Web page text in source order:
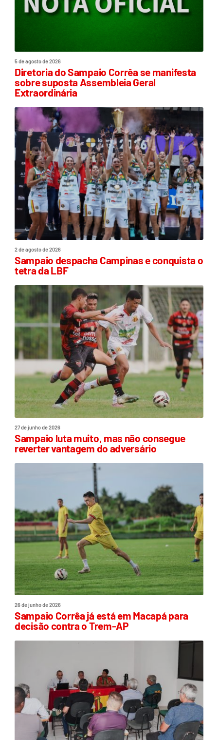
5 de agosto de 2026
Diretoria do Sampaio Corrêa se manifesta
sobre suposta Assembleia Geral
Extraordinária
2 de agosto de 2026
Sampaio despacha Campinas e conquista o
tetra da LBF
27 de junho de 2026
Sampaio luta muito, mas não consegue
reverter vantagem do adversário
26 de junho de 2026
Sampaio Corrêa já está em Macapá para
decisão contra o Trem-AP